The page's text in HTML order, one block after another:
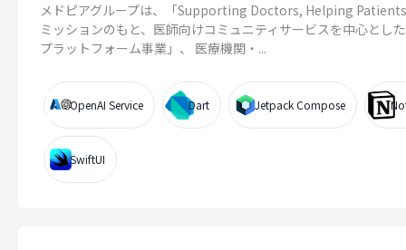
メドピアグループは、「Supporting Doctors, Helping
ミッションのもと、医師向けコミュニティサービスを中心とし
プラットフォーム事業」、 医療機関・...
OpenAI Service Dart Jetpack Compose
SwiftUI